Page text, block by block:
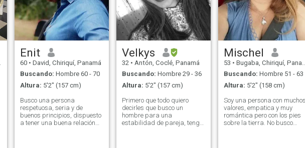
Enit
60 • David, Chiriquí, Panamá
Buscando: Hombre 60 - 70
Altura: 5'2" (157 cm)
Busco una persona
respetuosa, seria y de
buenos principios, dispuesto
a tener una buena relación
Velkys
32 • Antón, Coclé, Panamá
Buscando: Hombre 29 - 36
Altura: 5'2" (157 cm)
Primero que todo quiero
decirles que busco un
hombre para una
estabilidad de pareja, tengo
Mischel
53 • Bugaba, Chiriquí, Panamá
Buscando: Hombre 51 - 63
Altura: 5'2" (158 cm)
Soy una persona con muchos
valores, empatica y muy
romántica pero con los pies
sobre la tierra. No busco